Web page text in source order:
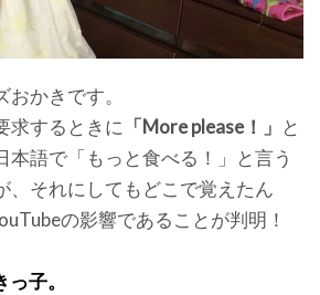
かきです。
求するときに 「More please！」 と
本語で「もっと食べる！」と言う
、それにしてもどこで覚えたん
の影響であることが判明！
子。